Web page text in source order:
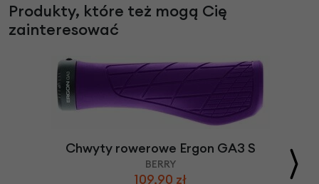
Produkty, które też mogą Cię
zainteresować
Chwyty rowerowe Ergon GA3 S
BERRY
109,90 zł